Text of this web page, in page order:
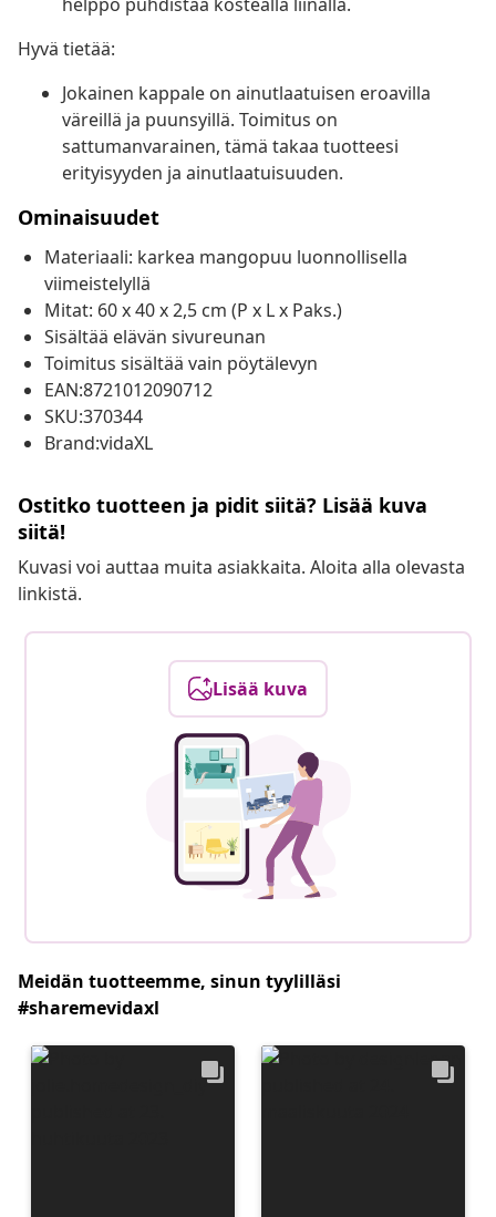
Hyvä tietää:
Jokainen kappale on ainutlaatuisen eroavilla
väreillä ja puunsyillä. Toimitus on
sattumanvarainen, tämä takaa tuotteesi
erityisyyden ja ainutlaatuisuuden.
Ominaisuudet
Materiaali: karkea mangopuu luonnollisella
viimeistelyllä
Mitat: 60 x 40 x 2,5 cm (P x L x Paks.)
Sisältää elävän sivureunan
Toimitus sisältää vain pöytälevyn
EAN:8721012090712
SKU:370344
Brand:vidaXL
Ostitko tuotteen ja pidit siitä? Lisää kuva
siitä!
Kuvasi voi auttaa muita asiakkaita. Aloita alla olevasta
linkistä.
Lisää kuva
Meidän tuotteemme, sinun tyylilläsi
#sharemevidaxl